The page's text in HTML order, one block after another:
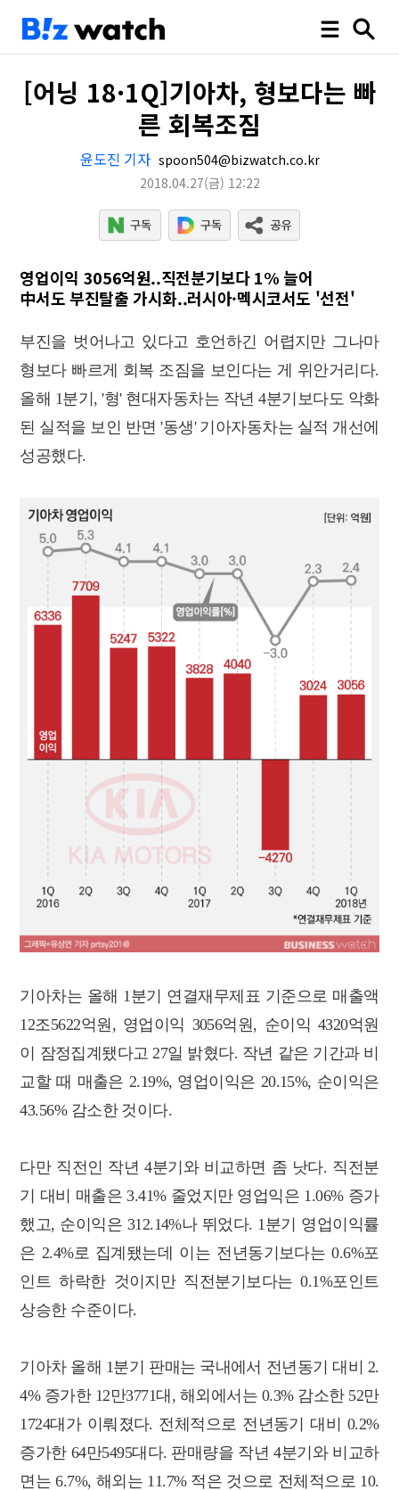
[어닝 18·1Q]기아차, 형보다는 빠
른 회복조짐
윤도진 기자 spoon504@bizwatch.co.kr
2018.04.27(금) 12:22
영업이익 3056억원..직전분기보다 1% 늘어
中서도 부진탈출 가시화..러시아·멕시코서도 '선전'
부진을 벗어나고 있다고 호언하긴 어렵지만 그나마
형보다 빠르게 회복 조짐을 보인다는 게 위안거리다.
올해 1분기, '형' 현대자동차는 작년 4분기보다도 악화
된 실적을 보인 반면 '동생' 기아자동차는 실적 개선에
성공했다.
기아차는 올해 1분기 연결재무제표 기준으로 매출액
12조5622억원, 영업이익 3056억원, 순이익 4320억원
이 잠정집계됐다고 27일 밝혔다. 작년 같은 기간과 비
교할 때 매출은 2.19%, 영업이익은 20.15%, 순이익은
43.56% 감소한 것이다.
다만 직전인 작년 4분기와 비교하면 좀 낫다. 직전분
기 대비 매출은 3.41% 줄었지만 영업익은 1.06% 증가
했고, 순이익은 312.14%나 뛰었다. 1분기 영업이익률
은 2.4%로 집계됐는데 이는 전년동기보다는 0.6%포
인트 하락한 것이지만 직전분기보다는 0.1%포인트
상승한 수준이다.
기아차 올해 1분기 판매는 국내에서 전년동기 대비 2.
4% 증가한 12만3771대, 해외에서는 0.3% 감소한 52만
1724대가 이뤄졌다. 전체적으로 전년동기 대비 0.2%
증가한 64만5495대다. 판매량을 작년 4분기와 비교하
면는 6.7%, 해외는 11.7% 적은 것으로 전체적으로 10.